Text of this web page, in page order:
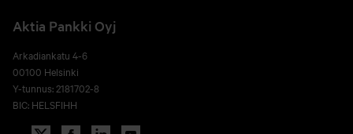
Aktia Pankki Oyj
Arkadiankatu 4-6
00100 Helsinki
Y-tunnus: 2181702-8
BIC: HELSFIHH